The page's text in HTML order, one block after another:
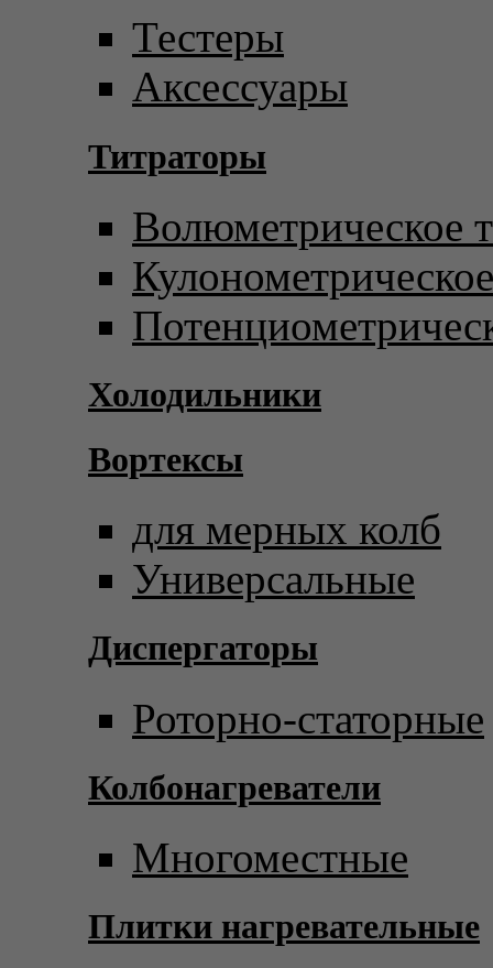
Тестеры
Аксессуары
Титраторы
Волюметрическое
Холодильники
Вортексы
для мерных колб
Универсальные
Диспергаторы
Роторно-статорные
Колбонагреватели
Многоместные
Плитки нагревательные